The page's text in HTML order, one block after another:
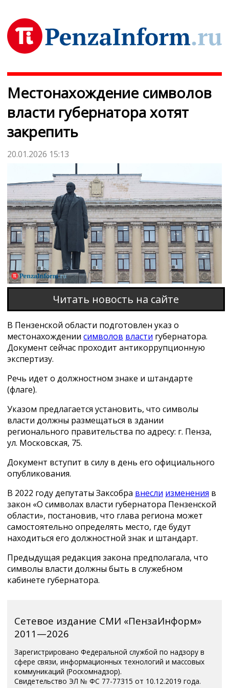
Местонахождение символов
власти губернатора хотят
закрепить
20.01.2026 15:13
Читать новость на сайте
В Пензенской области подготовлен указ о
местонахождениисимволов власти губернатора.
Документ сейчас проходит антикоррупционную
экспертизу.
Речь идет о должностном знаке и штандарте
(флаге).
Указом предлагается установить, что символы
власти должны размещаться в здании
регионального правительства по адресу: г. Пенза,
ул. Московская, 75.
Документ вступит в силу в день его официального
опубликования.
В 2022 году депутаты Заксобра внесли изменения в
закон «O символах власти губернатора Пензенской
области», постановив, что глава региона может
самостоятельно определять место, где будут
находиться его должностной знак и штандарт.
Предыдущая редакция закона предполагала, что
символы власти должны быть в служебном
кабинете губернатора.
Сетевое издание СМИ «ПензаИнформ»
2011—2026
Зарегистрировано Федеральной службой по надзору в
сфере связи, информационных технологий и массовых
коммуникаций (Роскомнадзор).
Свидетельство ЭЛ № ФС 77-77315 от 10.12.2019 года.